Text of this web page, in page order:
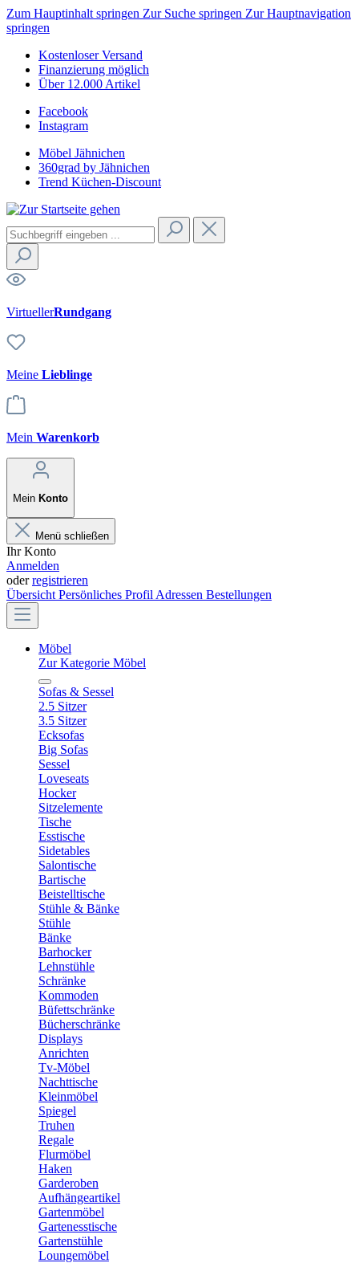
Zum Hauptinhalt springen Zur Suche springen Zur Hauptnavigation
springen
Kostenloser Versand
Finanzierung möglich
Über 12.000 Artikel
Facebook
Instagram
Möbel Jähnichen
360grad by Jähnichen
Trend Küchen-Discount
VirtuellerRundgang
Meine Lieblinge
Mein Warenkorb
Mein Konto
Menü schließen
Ihr Konto
Anmelden
oderregistrieren
Übersicht Persönliches Profil Adressen Bestellungen
Möbel
Zur Kategorie Möbel
Sofas & Sessel
2.5 Sitzer
3.5 Sitzer
Ecksofas
Big Sofas
Sessel
Loveseats
Hocker
Sitzelemente
Tische
Esstische
Sidetables
Salontische
Bartische
Beistelltische
Stühle & Bänke
Stühle
Bänke
Barhocker
Lehnstühle
Schränke
Kommoden
Büfettschränke
Bücherschränke
Displays
Anrichten
Tv-Möbel
Nachttische
Kleinmöbel
Spiegel
Truhen
Regale
Flurmöbel
Haken
Garderoben
Aufhängeartikel
Gartenmöbel
Gartenesstische
Gartenstühle
Loungemöbel